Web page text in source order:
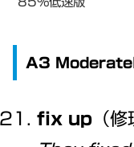
A3
fix up （